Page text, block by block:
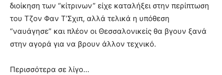
διοίκηση των “κίτρινων” είχε καταλήξει στην περίπτωση
του Τζον Φαν Τ’Σχιπ, αλλά τελικά η υπόθεση
“ναυάγησε” και πλέον οι Θεσσαλονικείς θα βγουν ξανά
στην αγορά για να βρουν άλλον τεχνικό.
Περισσότερα σε λίγο…